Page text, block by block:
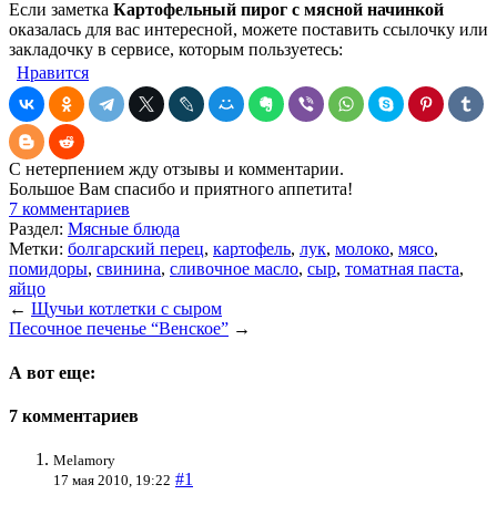
Если заметка Картофельный пирог с мясной начинкой
оказалась для вас интересной, можете поставить ссылочку или
закладочку в сервисе, которым пользуетесь:
Нравится
С нетерпением жду отзывы и комментарии.
Большое Вам спасибо и приятного аппетита!
7 комментариев
Раздел: Мясные блюда
Метки: болгарский перец, картофель, лук, молоко, мясо,
помидоры, свинина, сливочное масло, сыр, томатная паста,
яйцо
← Щучьи котлетки с сыром
Песочное печенье “Венское” →
А вот еще:
7 комментариев
Melamory
17 мая 2010, 19:22 #1